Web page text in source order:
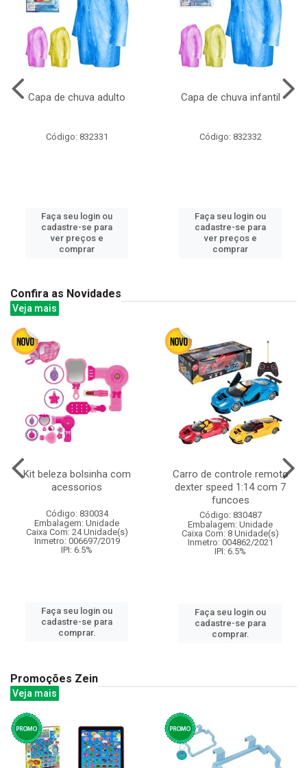
Capa de chuva adulto
Código: 832331
Faça seu login ou
cadastre-se para
ver preços e
comprar
Capa de chuva infantil
Código: 832332
Faça seu login ou
cadastre-se para
ver preços e
comprar
Confira as Novidades
Veja mais
Kit beleza bolsinha com
acessorios
Código: 830034
Embalagem: Unidade
Caixa Com: 24 Unidade(s)
Inmetro: 006697/2019
IPI: 6.5%
Faça seu login ou
cadastre-se para
comprar.
Carro de controle remoto
dexter speed 1:14 com 7
funcoes
Código: 830487
Embalagem: Unidade
Caixa Com: 8 Unidade(s)
Inmetro: 004862/2021
IPI: 6.5%
Faça seu login ou
cadastre-se para
comprar.
Promoções Zein
Veja mais